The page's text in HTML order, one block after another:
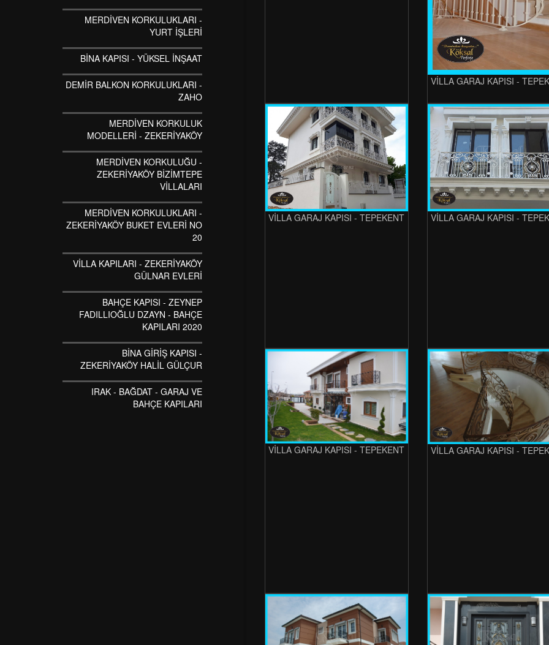
VİLLA GARAJ KAPISI -
VİLLA GARAJ KAPISI - TEPEKENT VİLLA GARAJ KAPISI -
VİLLA GARAJ KAPISI - TEPEKENT VİLLA GARAJ KAPISI -
MERDİVEN KORKULUKLARI -
YURT İŞLERİ
BİNA KAPISI - YÜKSEL İNŞAAT
DEMİR BALKON KORKULUKLARI -
ZAHO
MERDİVEN KORKULUK
MODELLERİ - ZEKERİYAKÖY
MERDİVEN KORKULUĞU -
ZEKERİYAKÖY BİZİMTEPE
VİLLALARI
MERDİVEN KORKULUKLARI -
ZEKERİYAKÖY BUKET EVLERİ NO
20
VİLLA KAPILARI - ZEKERİYAKÖY
GÜLNAR EVLERİ
BAHÇE KAPISI - ZEYNEP
FADILLIOĞLU DZAYN - BAHÇE
KAPILARI 2020
BİNA GİRİŞ KAPISI -
ZEKERİYAKÖY HALİL GÜLÇUR
IRAK - BAĞDAT - GARAJ VE
BAHÇE KAPILARI